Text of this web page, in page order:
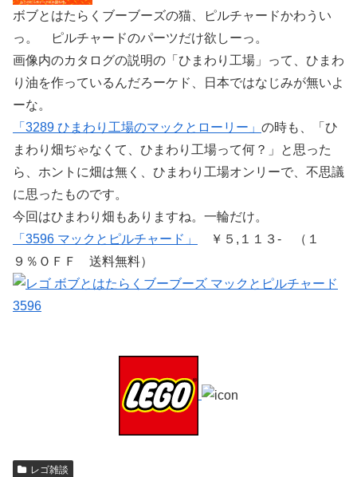
ボブとはたらくブーブーズの猫、ピルチャードかわうい
っ。 ピルチャードのパーツだけ欲しーっ。
画像内のカタログの説明の「ひまわり工場」って、ひまわ
り油を作っているんだろーケド、日本ではなじみが無いよ
ーな。
「3289 ひまわり工場のマックとローリー」 の時も、「ひ
まわり畑ぢゃなくて、ひまわり工場って何？」と思った
ら、ホントに畑は無く、ひまわり工場オンリーで、不思議
に思ったものです。
今回はひまわり畑もありますね。一輪だけ。
「3596 マックとピルチャード」
￥５,１１３- （１
９％ＯＦＦ 送料無料）
レゴ雑談